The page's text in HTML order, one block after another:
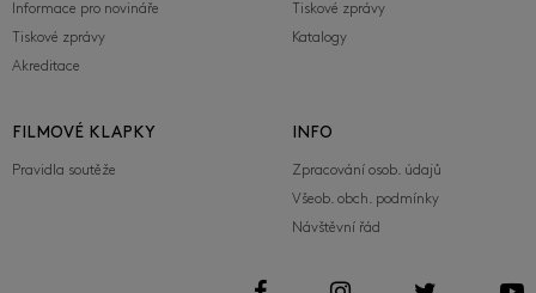
Informace pro novináře
Tiskové zprávy
Akreditace
Tiskové zprávy
Katalogy
FILMOVÉ KLAPKY
Pravidla soutěže
INFO
Zpracování osob. údajů
Všeob. obch. podmínky
Návštěvní řád